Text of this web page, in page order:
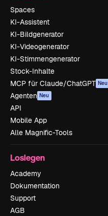
Spaces
KI-Assistent
KI-Bildgenerator
KI-Videogenerator
KI-Stimmengenerator
Stock-Inhalte
MCP für Claude/ChatGPT Neu
Agenten Neu
API
Mobile App
Alle Magnific-Tools
Loslegen
Academy
Dokumentation
Support
AGB